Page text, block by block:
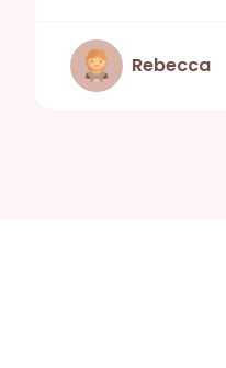
Rebecca